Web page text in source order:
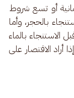
أو تسع شروط
بالحجر، وأما
الاستنجاء بالماء
أراد الاقتصار على